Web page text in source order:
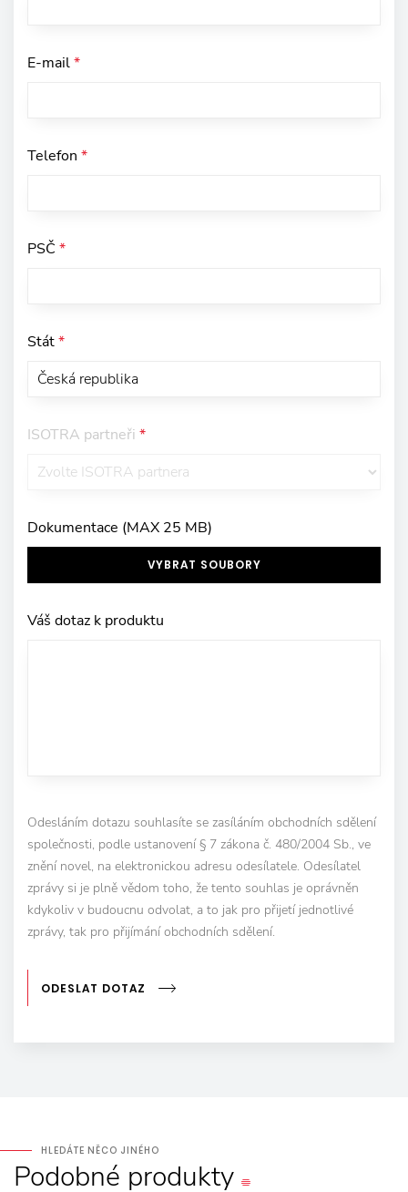
E-mail*
Telefon *
PSČ *
Stát*
ISOTRA partneři *
Dokumentace (MAX 25 MB)
VYBRAT SOUBORY
Váš dotaz k produktu
Odesláním dotazu souhlasíte se zasíláním obchodních sdělení
společnosti, podle ustanovení § 7 zákona č. 480/2004 Sb., ve
znění novel, na elektronickou adresu odesílatele. Odesílatel
zprávy si je plně vědom toho, že tento souhlas je oprávněn
kdykoliv v budoucnu odvolat, a to jak pro přijetí jednotlivé
zprávy, tak pro přijímání obchodních sdělení.
ODESLAT DOTAZ
HLEDÁTE NĚCO JINÉHO
Podobné produkty